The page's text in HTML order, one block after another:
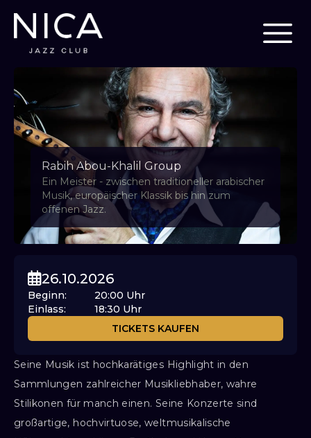
Rabih Abou-Khalil Group
Ein Meister - zwischen traditioneller arabischer
Musik, europäischer Klassik bis hin zum
offenen Jazz.
Seine Musik ist hochkarätiges Highlight in den
Sammlungen zahlreicher Musikliebhaber, wahre
Stilikonen für manch einen. Seine Konzerte sind
großartige, hochvirtuose, weltmusikalische
26.10.2026
Beginn:
Einlass:
20:00 Uhr
18:30 Uhr
TICKETS KAUFEN